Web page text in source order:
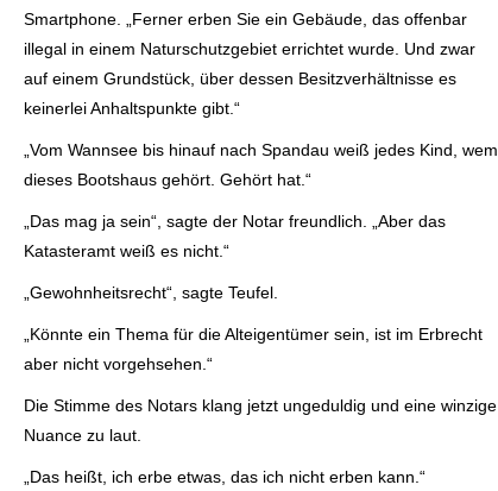
Smartphone. „Ferner erben Sie ein Gebäude, das offenbar
illegal in einem Naturschutzgebiet errichtet wurde. Und zwar
auf einem Grundstück, über dessen Besitzverhältnisse es
keinerlei Anhaltspunkte gibt.“
„Vom Wannsee bis hinauf nach Spandau weiß jedes Kind, wem
dieses Bootshaus gehört. Gehört hat.“
„Das mag ja sein“, sagte der Notar freundlich. „Aber das
Katasteramt weiß es nicht.“
„Gewohnheitsrecht“, sagte Teufel.
„Könnte ein Thema für die Alteigentümer sein, ist im Erbrecht
aber nicht vorgehsehen.“
Die Stimme des Notars klang jetzt ungeduldig und eine winzige
Nuance zu laut.
„Das heißt, ich erbe etwas, das ich nicht erben kann.“